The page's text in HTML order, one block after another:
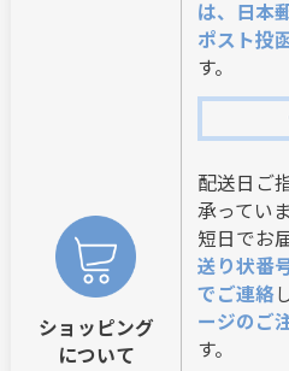
ショッピング
について
は、日本
ポスト投
す。
配送日ご
承ってい
短日でお
送り状番
でご連絡
ージのご
す。